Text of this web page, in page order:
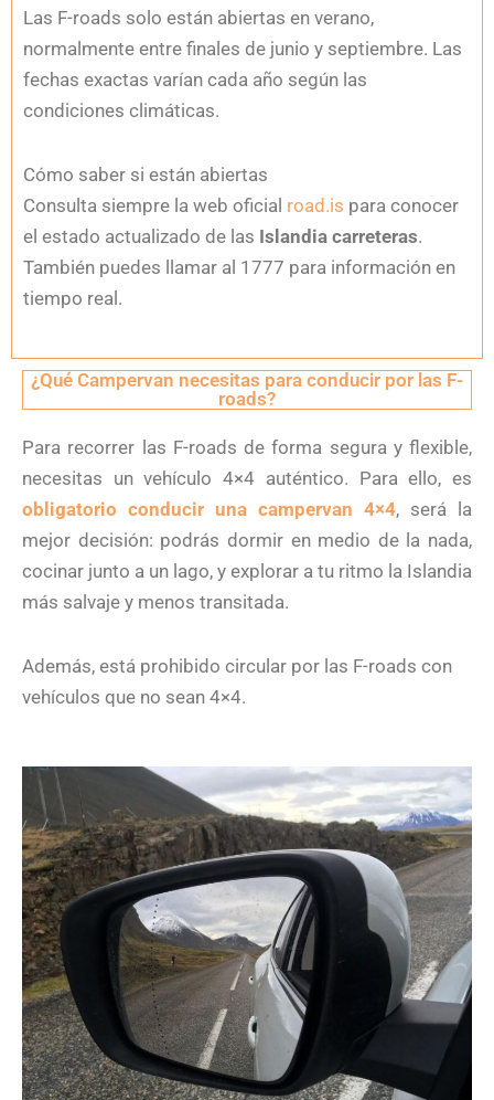
Las F-roads solo están abiertas en verano,
normalmente entre finales de junio y septiembre. Las
fechas exactas varían cada año según las
condiciones climáticas.
Cómo saber si están abiertas
Consulta siempre la web oficial road.is para conocer
el estado actualizado de las Islandia carreteras.
También puedes llamar al 1777 para información en
tiempo real.
¿Qué Campervan necesitas para conducir por las F-
roads?
Para recorrer las F-roads de forma segura y flexible,
necesitas un vehículo 4×4 auténtico. Para ello, es
obligatorio conducir una campervan 4×4, será la
mejor decisión: podrás dormir en medio de la nada,
cocinar junto a un lago, y explorar a tu ritmo la Islandia
más salvaje y menos transitada.
Además, está prohibido circular por las F-roads con
vehículos que no sean 4×4.